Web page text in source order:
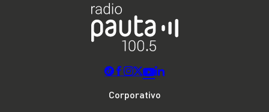
Corporativo